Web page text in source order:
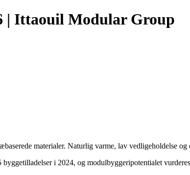
| Ittaouil Modular Group
materialer. Naturlig varme, lav vedligeholdelse
i 2024, og modulbyggeripotentialet